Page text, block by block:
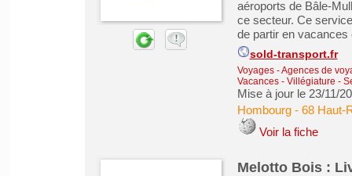
aéroports de Bâle-
ce secteur. Ce
de partir en vacances
sold-transport.fr
Voyages - Agences de
Vacances - Villégiature -
Mise à jour le 23/11/
Hombourg- 68 Haut-
Voir la fiche
Melotto Bois :